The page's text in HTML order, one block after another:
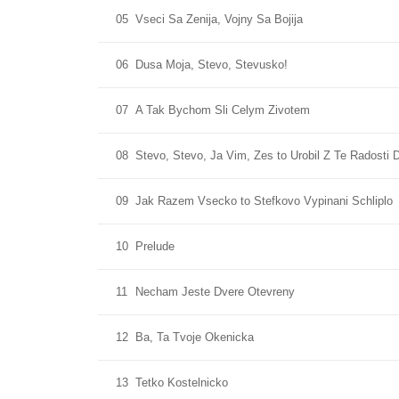
05 Vseci Sa Zenija, Vojny Sa Bojija
06 Dusa Moja, Stevo, Stevusko!
07 A Tak Bychom Sli Celym Zivotem
08 Stevo, Stevo, Ja Vim, Zes to Urobil Z Te Radosti
09 Jak Razem Vsecko to Stefkovo Vypinani Schliplo
10 Prelude
11 Necham Jeste Dvere Otevreny
12 Ba, Ta Tvoje Okenicka
13 Tetko Kostelnicko